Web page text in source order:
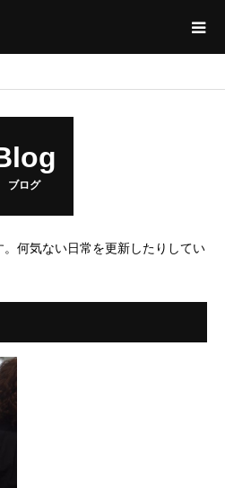
ブログ
何気ない日常を更新したりしてい